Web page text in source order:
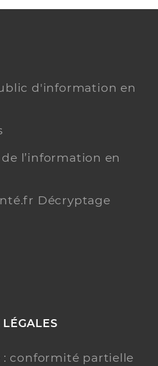
d'information en
l’information en
Décryptage
: conformité partielle